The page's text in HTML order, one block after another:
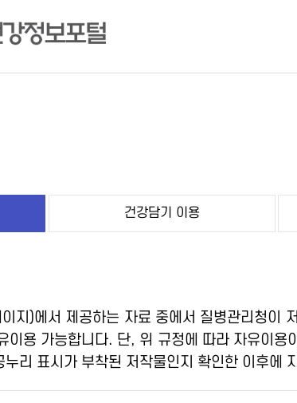
건강담기 이용
지)에서 제공하는 자료 중에서 질병관리청이
이용 가능합니다. 단, 위 규정에 따라 자유이
리 표시가 부착된 저작물인지 확인한 이후에